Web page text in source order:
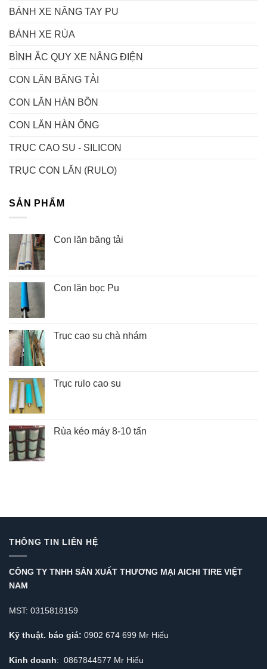
BÁNH XE NÂNG TAY PU
BÁNH XE RÙA
BÌNH ẮC QUY XE NÂNG ĐIỆN
CON LĂN BĂNG TẢI
CON LĂN HÀN BỒN
CON LĂN HÀN ỐNG
TRỤC CAO SU - SILICON
TRỤC CON LĂN (RULO)
SẢN PHẨM
Con lăn băng tải
Con lăn bọc Pu
Trục cao su chà nhám
Trục rulo cao su
Rùa kéo máy 8-10 tấn
THÔNG TIN LIÊN HỆ
CÔNG TY TNHH SẢN XUẤT THƯƠNG MẠI AICHI TIRE VIỆT
NAM
MST: 0315818159
Kỹ thuật. báo giá: 0902 674 699 Mr Hiếu
Kinh doanh: 0867844577 Mr Hiếu